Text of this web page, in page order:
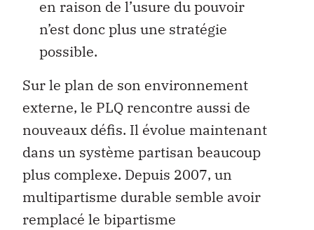
en raison de l’usure du pouvoir
n’est donc plus une stratégie
possible.
Sur le plan de son environnement
externe, le PLQ rencontre aussi de
nouveaux défis. Il évolue maintenant
dans un système partisan beaucoup
plus complexe. Depuis 2007, un
multipartisme durable semble avoir
remplacé le bipartisme